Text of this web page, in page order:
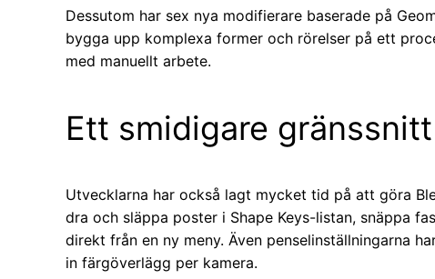
Dessutom har sex nya modifierare baserade på
bygga upp komplexa former och rörelser på ett
med manuellt arbete.
Ett smidigare gränssnitt
Utvecklarna har också lagt mycket tid på att göra
dra och släppa poster i Shape Keys-listan, snäppa
direkt från en ny meny. Även penselinställningarna
in färgöverlägg per kamera.